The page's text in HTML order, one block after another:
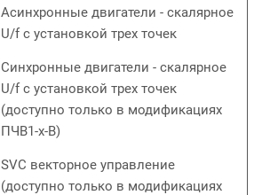
Асинхронные двигатели - скалярное
U/f с установкой трех точек
Синхронные двигатели - скалярное
U/f с установкой трех точек
(доступно только в модификациях
ПЧВ1-х-В)
SVC векторное управление
(доступно только в модификациях